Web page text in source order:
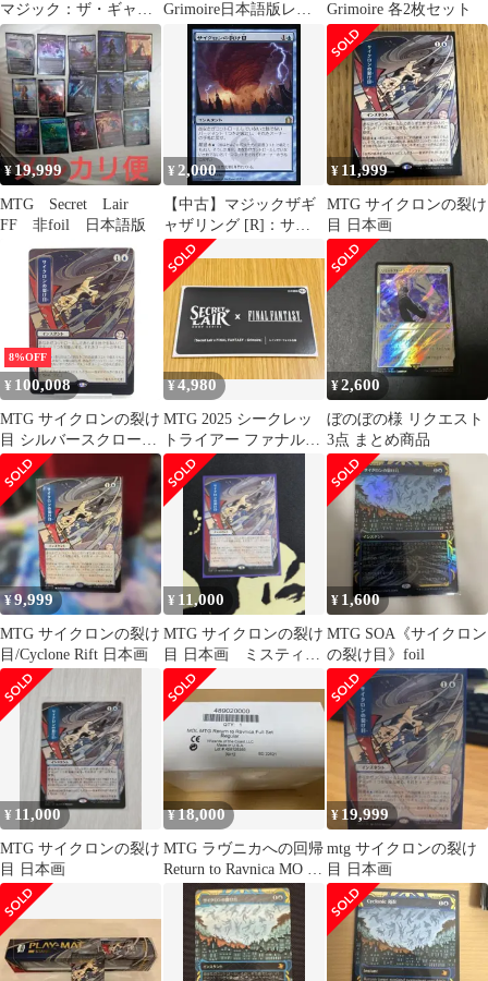
マジック：ザ・ギャザ
リング Summer
Superdrop 2025 Secret
Lair x FINAL
FANTASY: Grimoire
（日本語版） FF MTG
Grimoire日本語版レイ
ンボーFoil
Grimoire 各2枚セット
¥19,999
MTG Secret Lair
FF 非foil 日本語版
¥ 2,000
【中古】マジックザギ
ャザリング [R]：サイ
クロンの裂け
目/Cyclonic Rift
¥ 11,999
MTG サイクロンの裂け
目 日本画
8%OFF
¥ 100,008
MTG サイクロンの裂け
目 シルバースクロー
ル・Foil M 0144 日本画
#UX2876
¥4,980
MTG 2025 シークレッ
トライアー ファナルフ
ァンタジー 日本語 Foil
¥2,600
ぼのぼの様 リクエスト
3点 まとめ商品
¥9,999
MTG サイクロンの裂け
目/Cyclone Rift 日本画
¥ 11,000
MTG サイクロンの裂け
目 日本画 ミスティカ
ルアーカイブ
¥ 1,600
MTG SOA《サイクロン
の裂け目》foil
¥ 11,000
MTG サイクロンの裂け
目 日本画
¥18,000
MTG ラヴニカへの回帰
Return to Ravnica MO コ
ンプリート
¥ 19,999
mtg サイクロンの裂け
目 日本画